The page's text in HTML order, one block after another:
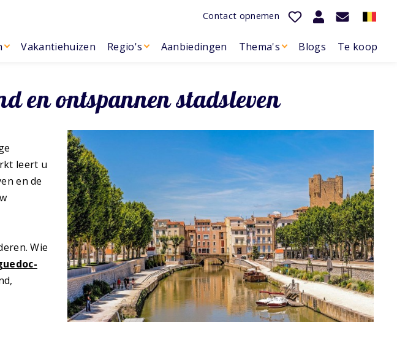
Contact opnemen
Vakantiehuizen Regio's Aanbiedingen Thema's Blogs Te koop
en ontspannen stadsleven
leert u
en de
Wie